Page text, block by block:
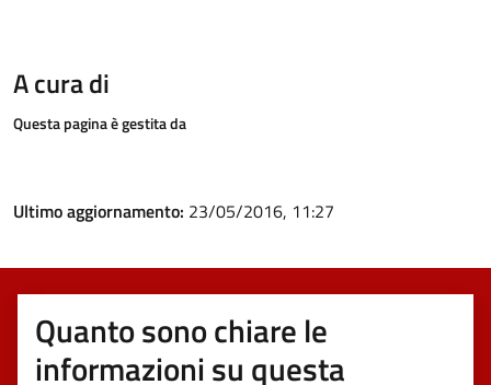
A cura di
Questa pagina è gestita da
Ultimo aggiornamento: 23/05/2016, 11:27
Quanto sono chiare le
informazioni su questa